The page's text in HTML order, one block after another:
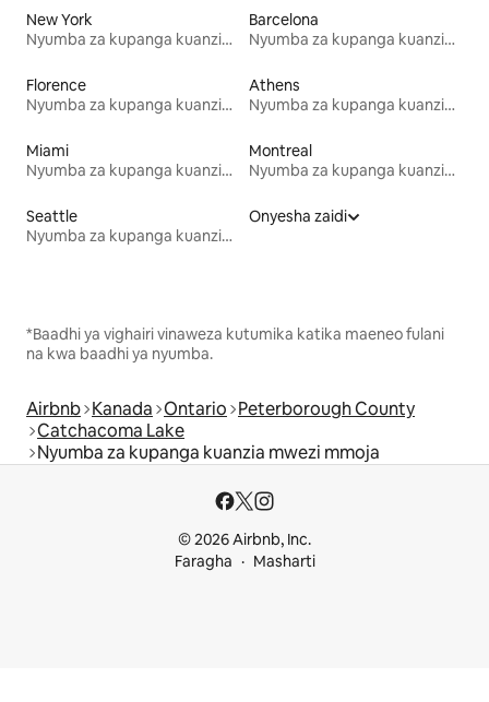
New York
Nyumba za kupanga kuanzia mwezi mmoja
Barcelona
Nyumba za kupanga kuanzia mwezi mmoja
Florence
Nyumba za kupanga kuanzia mwezi mmoja
Athens
Nyumba za kupanga kuanzia mwezi mmoja
Miami
Nyumba za kupanga kuanzia mwezi mmoja
Montreal
Nyumba za kupanga kuanzia mwezi mmoja
Seattle
Nyumba za kupanga kuanzia mwezi mmoja
Onyesha zaidi
*Baadhi ya vighairi vinaweza kutumika katika maeneo fulani
na kwa baadhi ya nyumba.
Airbnb Kanada Ontario Peterborough County
Catchacoma Lake
Nyumba za kupanga kuanzia mwezi mmoja
© 2026 Airbnb, Inc.
Faragha
Masharti